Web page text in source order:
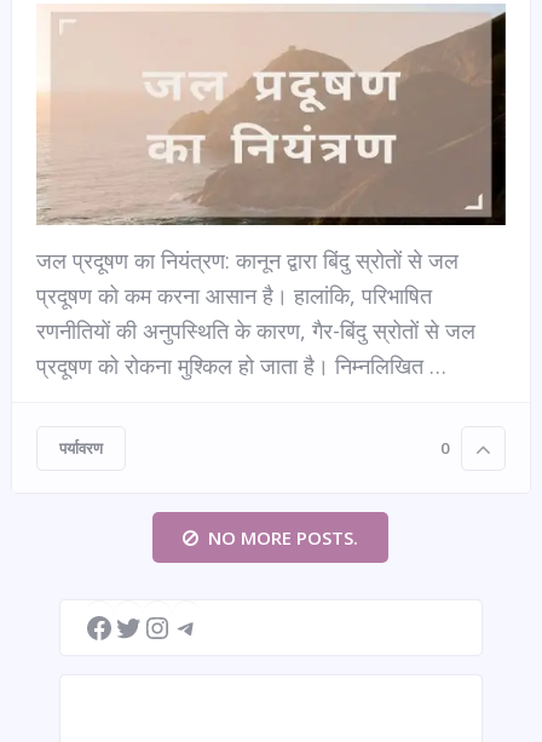
जल प्रदूषण का नियंत्रण: कानून द्वारा बिंदु स्रोतों से जल
प्रदूषण को कम करना आसान है। हालांकि, परिभाषित
रणनीतियों की अनुपस्थिति के कारण, गैर-बिंदु स्रोतों से जल
प्रदूषण को रोकना मुश्किल हो जाता है। निम्नलिखित …
पर्यावरण 0
NO MORE POSTS.
Facebook
TwitterInstagram